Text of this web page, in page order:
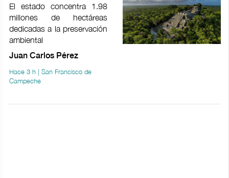
El estado concentra 1.98
millones de hectáreas
dedicadas a la preservación
ambiental
Juan Carlos Pérez
Hace 3 h | San Francisco de
Campeche